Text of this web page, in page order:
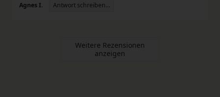
Agnes I. Antwort schreiben...
Weitere Rezensionen
anzeigen